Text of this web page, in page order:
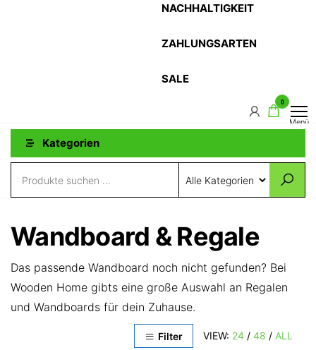
NACHHALTIGKEIT
ZAHLUNGSARTEN
SALE
0
Menü
Kategorien
Wandboard & Regale
Das passende Wandboard noch nicht gefunden? Bei
Wooden Home gibts eine große Auswahl an Regalen
und Wandboards für dein Zuhause.
VIEW: 24 / 48 / ALL
Filter